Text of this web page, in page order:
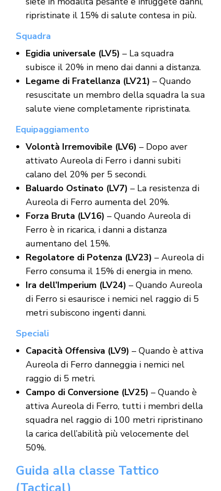
ripristinate il 15% di salute contesa in più.
Squadra
Egidia universale (LV5) – La squadra
subisce il 20% in meno dai danni a distanza.
Legame di Fratellanza (LV21) – Quando
resuscitate un membro della squadra la sua
salute viene completamente ripristinata.
Equipaggiamento
Volontà Irremovibile (LV6) – Dopo aver
attivato Aureola di Ferro i danni subiti
calano del 20% per 5 secondi.
Baluardo Ostinato (LV7) – La resistenza di
Aureola di Ferro aumenta del 20%.
Forza Bruta (LV16) – Quando Aureola di
Ferro è in ricarica, i danni a distanza
aumentano del 15%.
Regolatore di Potenza (LV23) – Aureola di
Ferro consuma il 15% di energia in meno.
Ira dell’Imperium (LV24) – Quando Aureola
di Ferro si esaurisce i nemici nel raggio di 5
metri subiscono ingenti danni.
Speciali
Capacità Offensiva (LV9) – Quando è attiva
Aureola di Ferro danneggia i nemici nel
raggio di 5 metri.
Campo di Conversione (LV25) – Quando è
attiva Aureola di Ferro, tutti i membri della
squadra nel raggio di 100 metri ripristinano
la carica dell’abilità più velocemente del
50%.
Guida alla classe Tattico